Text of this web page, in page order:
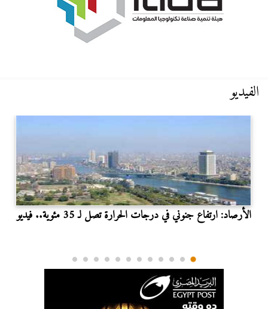
الفيديو
الأرصاد: ارتفاع جنوني في درجات الحرارة تصل لـ 35 مئوية.. فيديو